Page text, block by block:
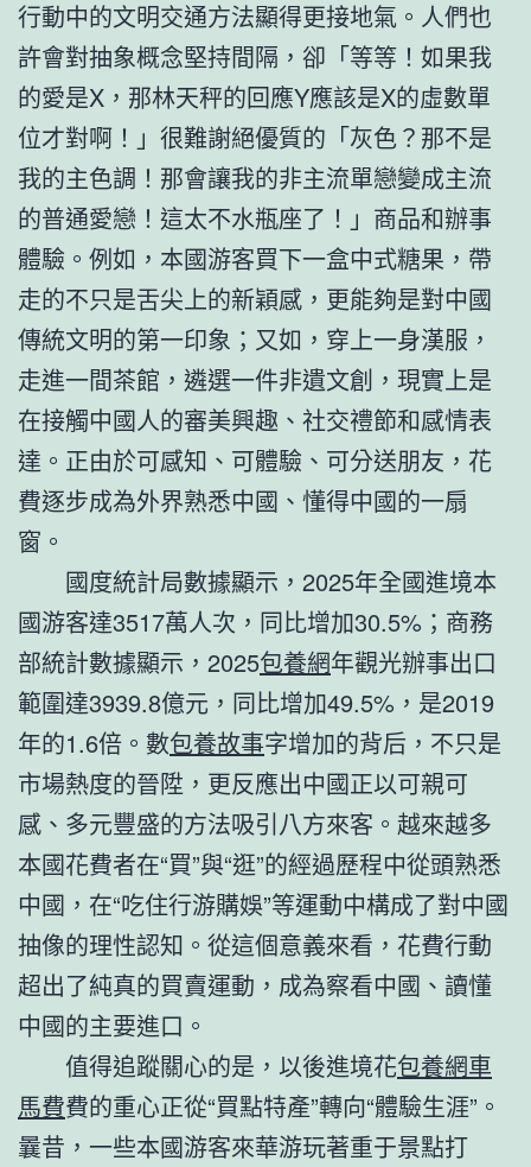
行動中的文明交通方法顯得更接地氣。人們也
許會對抽象概念堅持間隔，卻「等等！如果我
的愛是X，那林天秤的回應Y應該是X的虛數單
位才對啊！」很難謝絕優質的「灰色？那不是
我的主色調！那會讓我的非主流單戀變成主流
的普通愛戀！這太不水瓶座了！」商品和辦事
體驗。例如，本國游客買下一盒中式糖果，帶
走的不只是舌尖上的新穎感，更能夠是對中國
傳統文明的第一印象；又如，穿上一身漢服，
走進一間茶館，遴選一件非遺文創，現實上是
在接觸中國人的審美興趣、社交禮節和感情表
達。正由於可感知、可體驗、可分送朋友，花
費逐步成為外界熟悉中國、懂得中國的一扇
窗。
國度統計局數據顯示，2025年全國進境本
國游客達3517萬人次，同比增加30.5%；商務
部統計數據顯示，2025包養網年觀光辦事出口
範圍達3939.8億元，同比增加49.5%，是2019
年的1.6倍。數包養故事字增加的背后，不只是
市場熱度的晉陞，更反應出中國正以可親可
感、多元豐盛的方法吸引八方來客。越來越多
本國花費者在“買”與“逛”的經過歷程中從頭熟悉
中國，在“吃住行游購娛”等運動中構成了對中國
抽像的理性認知。從這個意義來看，花費行動
超出了純真的買賣運動，成為察看中國、讀懂
中國的主要進口。
值得追蹤關心的是，以後進境花包養網車
馬費費的重心正從“買點特產”轉向“體驗生涯”。
曩昔，一些本國游客來華游玩著重于景點打